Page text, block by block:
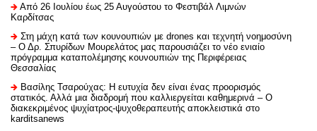
Από 26 Ιουλίου έως 25 Αυγούστου το Φεστιβάλ Λιμνών
Καρδίτσας
Στη μάχη κατά των κουνουπιών με drones και τεχνητή νοημοσύνη
– Ο Δρ. Σπυρίδων Μουρελάτος μας παρουσιάζει το νέο ενιαίο
πρόγραμμα καταπολέμησης κουνουπιών της Περιφέρειας
Θεσσαλίας
Βασίλης Τσαρούχας: Η ευτυχία δεν είναι ένας προορισμός
στατικός. Αλλά μια διαδρομή που καλλιεργείται καθημερινά – Ο
διακεκριμένος ψυχίατρος-ψυχοθεραπευτής αποκλειστικά στο
karditsanews